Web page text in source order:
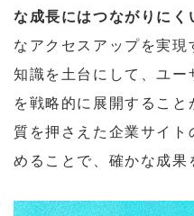
な成長にはつながりにく
なアクセスアップを実
知識を土台にして、ユ
を戦略的に展開するこ
質を押さえた企業サイ
めることで、確かな成果